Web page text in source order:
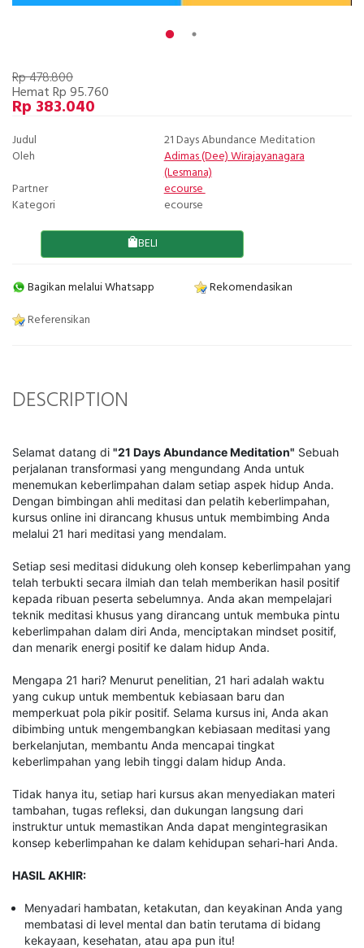
Rp 478.800
Hemat Rp 95.760
Rp 383.040
Judul
21 Days Abundance Meditation
Oleh
Adimas (Dee) Wirajayanagara
(Lesmana)
Partner
ecourse
Kategori
ecourse
BELI
Bagikan melalui Whatsapp
Rekomendasikan
Referensikan
DESCRIPTION
Selamat datang di "21 Days Abundance Meditation" Sebuah
perjalanan transformasi yang mengundang Anda untuk
menemukan keberlimpahan dalam setiap aspek hidup Anda.
Dengan bimbingan ahli meditasi dan pelatih keberlimpahan,
kursus online ini dirancang khusus untuk membimbing Anda
melalui 21 hari meditasi yang mendalam.
Setiap sesi meditasi didukung oleh konsep keberlimpahan yang
telah terbukti secara ilmiah dan telah memberikan hasil positif
kepada ribuan peserta sebelumnya. Anda akan mempelajari
teknik meditasi khusus yang dirancang untuk membuka pintu
keberlimpahan dalam diri Anda, menciptakan mindset positif,
dan menarik energi positif ke dalam hidup Anda.
Mengapa 21 hari? Menurut penelitian, 21 hari adalah waktu
yang cukup untuk membentuk kebiasaan baru dan
memperkuat pola pikir positif. Selama kursus ini, Anda akan
dibimbing untuk mengembangkan kebiasaan meditasi yang
berkelanjutan, membantu Anda mencapai tingkat
keberlimpahan yang lebih tinggi dalam hidup Anda.
Tidak hanya itu, setiap hari kursus akan menyediakan materi
tambahan, tugas refleksi, dan dukungan langsung dari
instruktur untuk memastikan Anda dapat mengintegrasikan
konsep keberlimpahan ke dalam kehidupan sehari-hari Anda.
HASIL AKHIR:
Menyadari hambatan, ketakutan, dan keyakinan Anda yang
membatasi di level mental dan batin terutama di bidang
kekayaan, kesehatan, atau apa pun itu!